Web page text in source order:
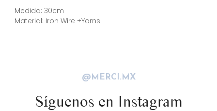
Medida: 30cm
Material: Iron Wire +Yarns
@MERCI.MX
Síguenos en Instagram